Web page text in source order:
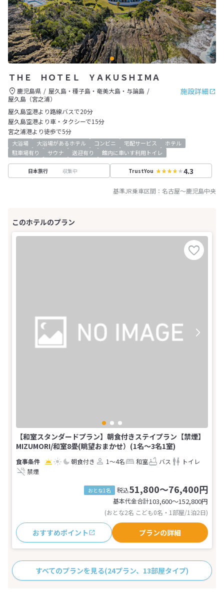
ＴＨＥ ＨＯＴＥＬ ＹＡＫＵＳＨＩＭＡ
施設詳細
鹿児島県
屋久島・種子島・奄美大島・与論島
屋久島（宮之浦）
屋久島空港より路線バスで20分
屋久島空港より車・タクシーで15分
宮之浦港より徒歩で5分
大浴場 大浴場があるホテル コンビニ 宅配サービス
ホテル
駐車場有り
サウナ 送迎有り 館内に車いす利用トイレ
日本旅行 収集中 TrustYou 4.3
基準JR乗車区間： 名古屋～鹿児島中央
【和室スタンダードプラン】朝食付きステイプラン【禁煙】
MIZUMORI/和室8畳(眺望おまかせ）(1名～3名1室)
朝食付き 1～4名 和室 バス
トイレ
禁煙
おとな1名 税込51,800～76,400円
基本代金合計103,600〜152,800円
(おとな2名 こども0名・1部屋/1泊2日)
おすすめポイント プランの詳細
すべてのプランを見る(24プラン、13部屋タイプ)